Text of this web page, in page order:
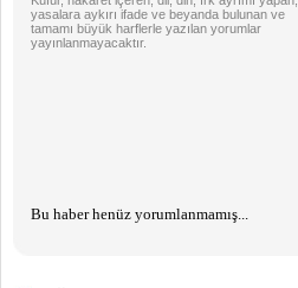
yasalara aykırı ifade ve beyanda bulunan ve
tamamı büyük harflerle yazılan yorumlar
yayınlanmayacaktır.
Bu haber henüz yorumlanmamış...